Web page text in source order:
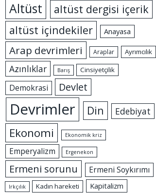
Altüst
altüst dergisi içerik
altüst içindekiler
Anayasa
Arap devrimleri Araplar Ayrımcılık
Azınlıklar Barış Cinsiyetçilik
Demokrasi Devlet
Devrimler Din Edebiyat
Ekonomi Ekonomik kriz
Emperyalizm Ergenekon
Ermeni sorunu Ermeni Soykırımı
Irkçılık Kadın hareketi Kapitalizm